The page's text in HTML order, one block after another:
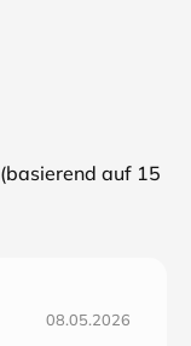
auf 15
08.05.2026